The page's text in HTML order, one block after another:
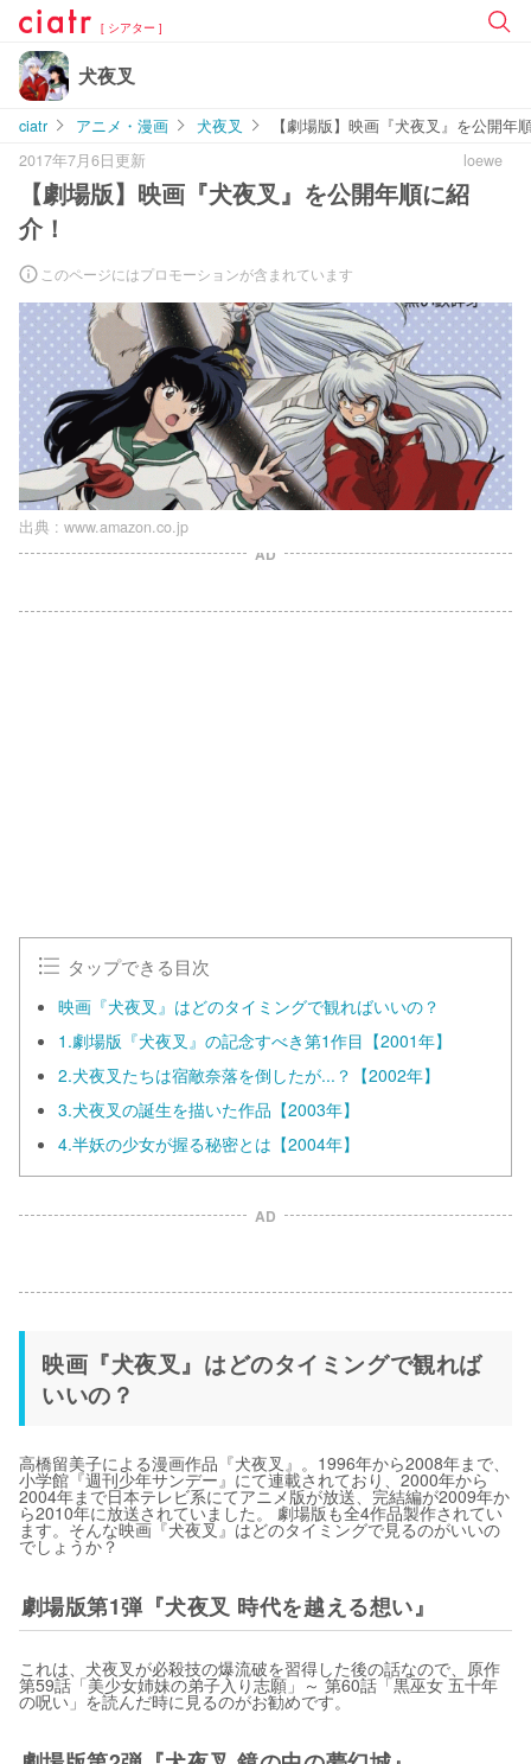
[ シアター ]
犬夜叉
ciatr アニメ・漫画 犬夜叉
【劇場版】映画『犬夜叉』を公開年
2017年7月6日更新
loewe
【劇場版】映画『犬夜叉』を公開年順に紹
介！
このページにはプロモーションが含まれています
出典 : www.amazon.co.jp
AD
タップできる目次
映画『犬夜叉』はどのタイミングで観ればいいの？
1.劇場版『犬夜叉』の記念すべき第1作目【2001年】
2.犬夜叉たちは宿敵奈落を倒したが...？【2002年】
3.犬夜叉の誕生を描いた作品【2003年】
4.半妖の少女が握る秘密とは【2004年】
AD
映画『犬夜叉』はどのタイミングで観れば
いいの？
高橋留美子による漫画作品『犬夜叉』。1996年から2008年まで、
小学館『週刊少年サンデー』にて連載されており、2000年から
2004年まで日本テレビ系にてアニメ版が放送、完結編が2009年か
ら2010年に放送されていました。 劇場版も全4作品製作されてい
ます。そんな映画『犬夜叉』はどのタイミングで見るのがいいの
でしょうか？
劇場版第1弾『犬夜叉 時代を越える想い』
これは、犬夜叉が必殺技の爆流破を習得した後の話なので、原作
第59話「美少女姉妹の弟子入り志願」～ 第60話「黒巫女 五十年
の呪い」を読んだ時に見るのがお勧めです。